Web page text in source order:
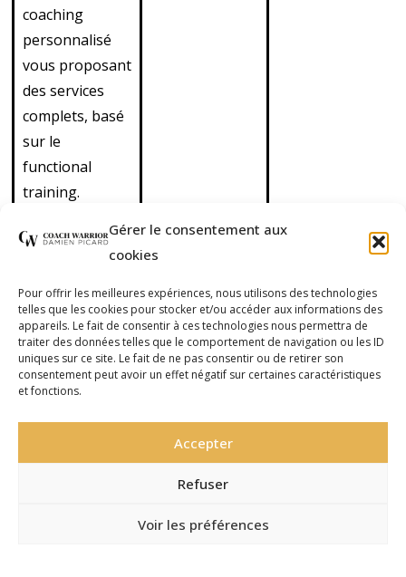
Gérer le consentement aux
cookies
Pour offrir les meilleures expériences, nous utilisons des technologies
telles que les cookies pour stocker et/ou accéder aux informations des
appareils. Le fait de consentir à ces technologies nous permettra de
traiter des données telles que le comportement de navigation ou les ID
uniques sur ce site. Le fait de ne pas consentir ou de retirer son
consentement peut avoir un effet négatif sur certaines caractéristiques
et fonctions.
Accepter
Refuser
Voir les préférences
coaching
personnalisé
vous proposant
des services
complets, basé
sur le
functional
training.
également nos
training en
outdoor
(extérieur) et de
cross boxing
(mélange de
functional